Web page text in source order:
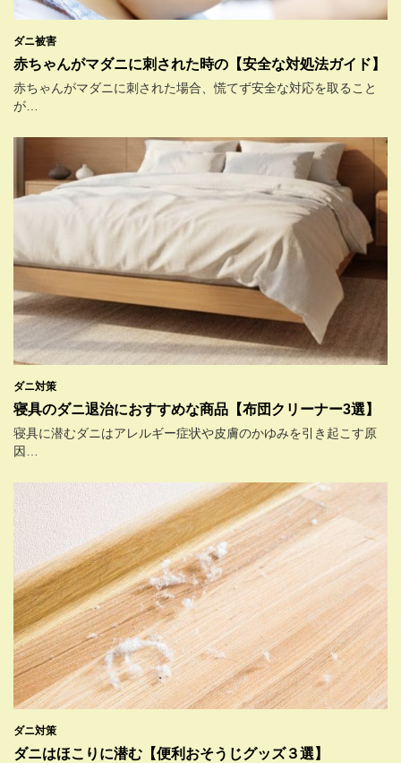
ダニ被害
赤ちゃんがマダニに刺された時の【安全な対処法ガイド】
赤ちゃんがマダニに刺された場合、慌てず安全な対応を取ること
が…
ダニ対策
寝具のダニ退治におすすめな商品【布団クリーナー3選】
寝具に潜むダニはアレルギー症状や皮膚のかゆみを引き起こす原
因…
ダニ対策
ダニはほこりに潜む【便利おそうじグッズ３選】